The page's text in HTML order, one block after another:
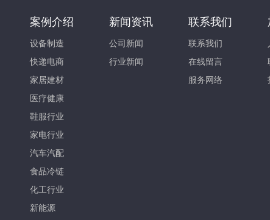
案例介绍
设备制造
快递电商
家居建材
医疗健康
鞋服行业
家电行业
汽车汽配
食品冷链
化工行业
新能源
新闻资讯
公司新闻
行业新闻
联系我们
联系我们
在线留言
服务网络